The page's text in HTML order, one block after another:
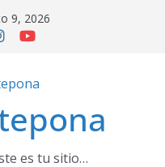
9, 2026
es tu sitio…